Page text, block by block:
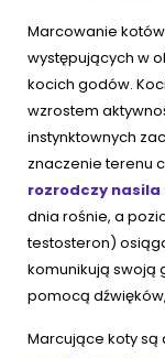
Marcowanie
występujących w
kocich godów.
wzrostem
instynktownych
znaczenie terenu
rozrodczy nasila
dnia rośnie, a
testosteron)
komunikują swoją
pomocą
Marcujące koty są